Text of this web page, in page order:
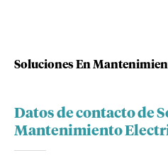
Soluciones En
Datos de contacto de
Mantenimiento